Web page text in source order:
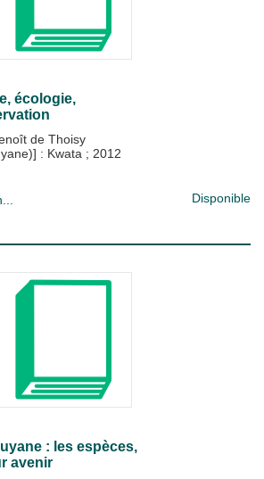
écologie,
de Thoisy
: Kwata ; 2012
Disponible
: les espèces,
avenir